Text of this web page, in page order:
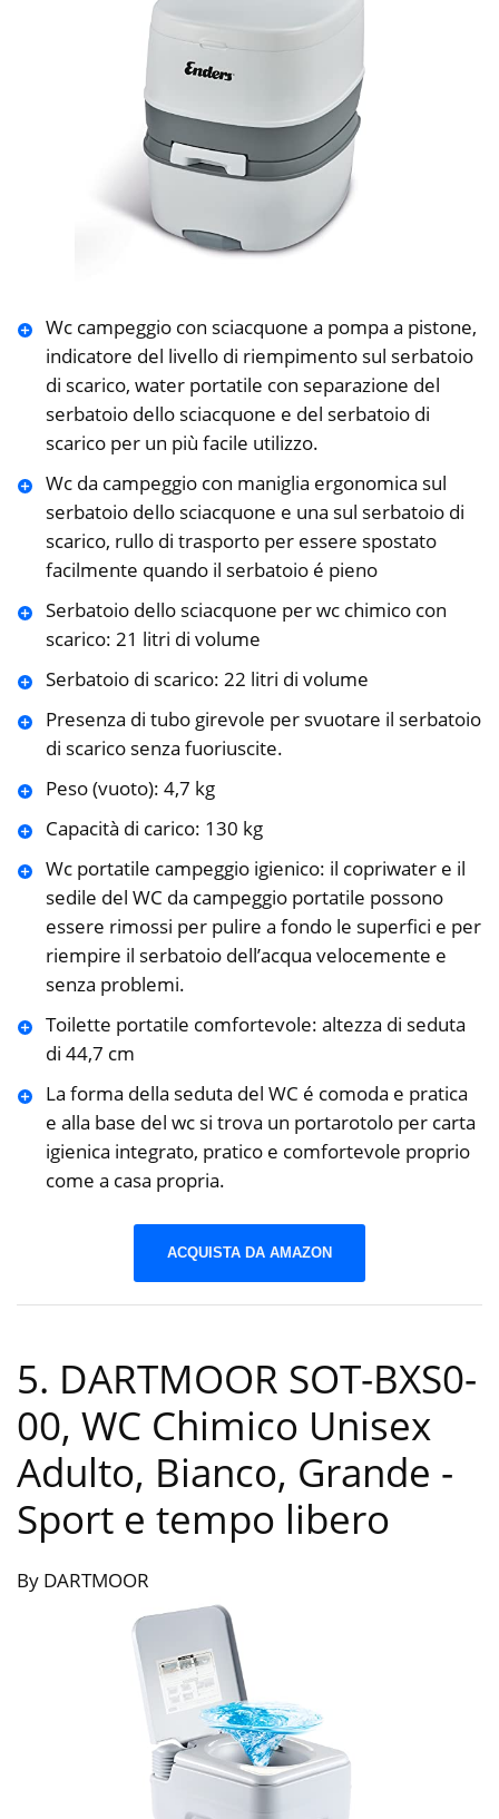
Wc campeggio con sciacquone a pompa a pistone,
indicatore del livello di riempimento sul serbatoio
di scarico, water portatile con separazione del
serbatoio dello sciacquone e del serbatoio di
scarico per un più facile utilizzo.
Wc da campeggio con maniglia ergonomica sul
serbatoio dello sciacquone e una sul serbatoio di
scarico, rullo di trasporto per essere spostato
facilmente quando il serbatoio é pieno
Serbatoio dello sciacquone per wc chimico con
scarico: 21 litri di volume
Serbatoio di scarico: 22 litri di volume
Presenza di tubo girevole per svuotare il serbatoio
di scarico senza fuoriuscite.
Peso (vuoto): 4,7 kg
Capacità di carico: 130 kg
Wc portatile campeggio igienico: il copriwater e il
sedile del WC da campeggio portatile possono
essere rimossi per pulire a fondo le superfici e per
riempire il serbatoio dell’acqua velocemente e
senza problemi.
Toilette portatile comfortevole: altezza di seduta
di 44,7 cm
La forma della seduta del WC é comoda e pratica
e alla base del wc si trova un portarotolo per carta
igienica integrato, pratico e comfortevole proprio
come a casa propria.
ACQUISTA DA AMAZON
5. DARTMOOR SOT-BXS0-
00, WC Chimico Unisex
Adulto, Bianco, Grande -
Sport e tempo libero
By DARTMOOR